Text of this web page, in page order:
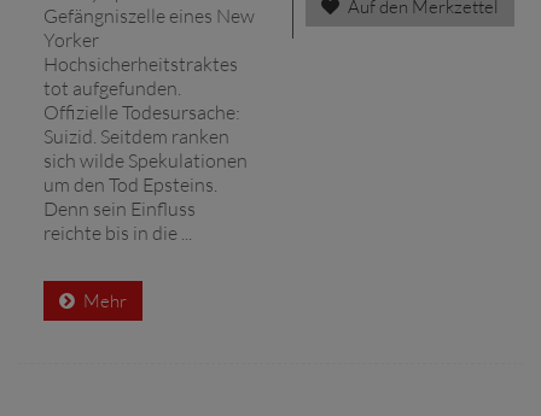
Gefängniszelle eines New
Yorker
Hochsicherheitstraktes
tot aufgefunden.
Offizielle Todesursache:
Suizid. Seitdem ranken
sich wilde Spekulationen
um den Tod Epsteins.
Denn sein Einfluss
reichte bis in die ...
Mehr
Auf den Merkzettel